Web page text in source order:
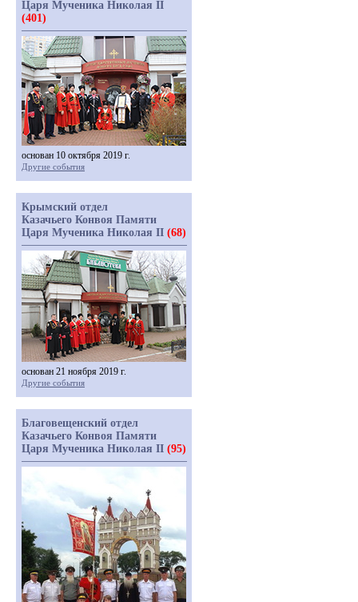
Царя Мученика Николая II
(401)
основан 10 октября 2019 г.
Другие события
Крымский отдел
Казачьего Конвоя Памяти
Царя Мученика Николая II (68)
основан 21 ноября 2019 г.
Другие события
Благовещенский отдел
Казачьего Конвоя Памяти
Царя Мученика Николая II (95)